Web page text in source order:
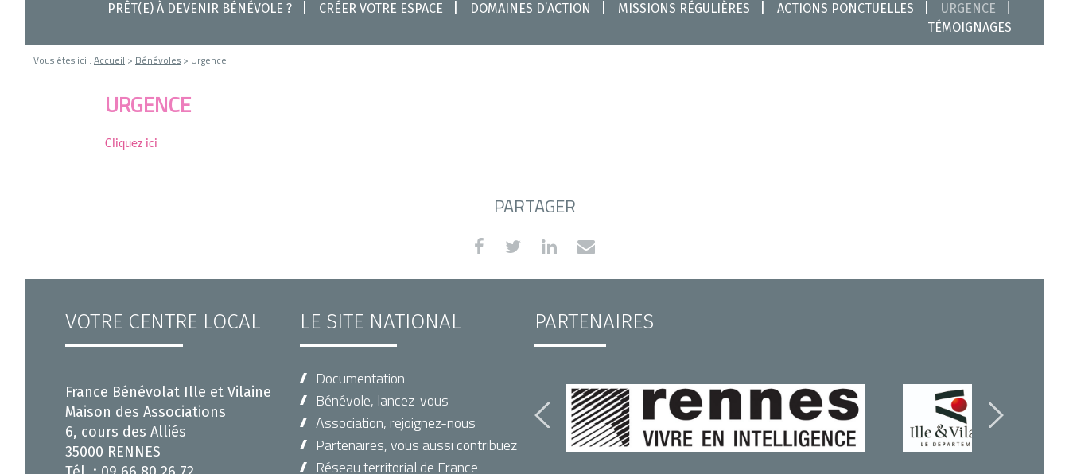
PRÊT(E) À DEVENIR BÉNÉVOLE ? CRÉER VOTRE ESPACE DOMAINES D’ACTION MISSIONS RÉGULIÈRES ACTIONS PONCTUELLES
URGENCE
TÉMOIGNAGES
Vous êtes ici : Accueil > Bénévoles > Urgence
URGENCE
Cliquez ici
PARTAGER
VOTRE CENTRE LOCAL
France Bénévolat Ille et Vilaine
Maison des Associations
6, cours des Alliés
35000 RENNES
LE SITE NATIONAL
Documentation
Bénévole, lancez-vous
Association, rejoignez-nous
Partenaires, vous aussi contribuez
Réseau territorial de France
PARTENAIRES